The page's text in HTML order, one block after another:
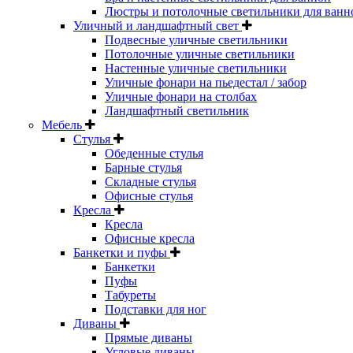
Люстры и потолочные светильники для
Уличный и ландшафтный свет
Подвесные уличные светильники
Потолочные уличные светильники
Настенные уличные светильники
Уличные фонари на пьедестал / забор
Уличные фонари на столбах
Ландшафтный светильник
Мебель
Стулья
Обеденные стулья
Барные стулья
Складные стулья
Офисные стулья
Кресла
Кресла
Офисные кресла
Банкетки и пуфы
Банкетки
Пуфы
Табуреты
Подставки для ног
Диваны
Прямые диваны